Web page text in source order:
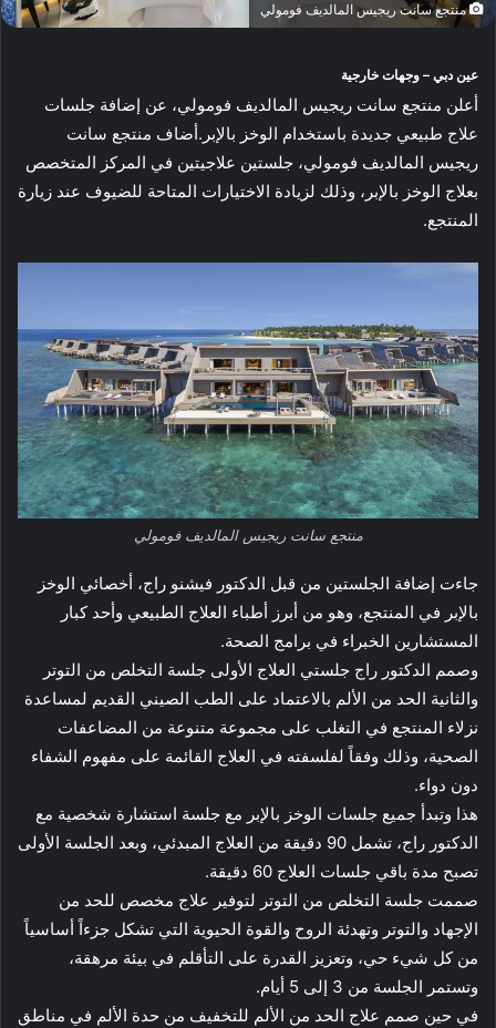
منتجع سانت ريجيس المالديف فومولي
عين دبي – وجهات خارجية
أعلن منتجع سانت ريجيس المالديف فومولي، عن إضافة جلسات
علاج طبيعي جديدة باستخدام الوخز بالإبر.أضاف منتجع سانت
ريجيس المالديف فومولي، جلستين علاجيتين في المركز المتخصص
بعلاج الوخز بالإبر، وذلك لزيادة الاختيارات المتاحة للضيوف عند زيارة
المنتجع.
منتجع سانت ريجيس المالديف فومولي
جاءت إضافة الجلستين من قبل الدكتور فيشنو راج، أخصائي الوخز
بالإبر في المنتجع، وهو من أبرز أطباء العلاج الطبيعي وأحد كبار
المستشارين الخبراء في برامج الصحة.
وصمم الدكتور راج جلستي العلاج الأولى جلسة التخلص من التوتر
والثانية الحد من الألم بالاعتماد على الطب الصيني القديم لمساعدة
نزلاء المنتجع في التغلب على مجموعة متنوعة من المضاعفات
الصحية، وذلك وفقاً لفلسفته في العلاج القائمة على مفهوم الشفاء
دون دواء.
هذا وتبدأ جميع جلسات الوخز بالإبر مع جلسة استشارة شخصية مع
الدكتور راج، تشمل 90 دقيقة من العلاج المبدئي، وبعد الجلسة الأولى
تصبح مدة باقي جلسات العلاج 60 دقيقة.
صممت جلسة التخلص من التوتر لتوفير علاج مخصص للحد من
الإجهاد والتوتر وتهدئة الروح والقوة الحيوية التي تشكل جزءاً أساسياً
من كل شيء حي، وتعزيز القدرة على التأقلم في بيئة مرهقة،
وتستمر الجلسة من 3 إلى 5 أيام.
في حين صمم علاج الحد من الألم للتخفيف من حدة الألم في مناطق